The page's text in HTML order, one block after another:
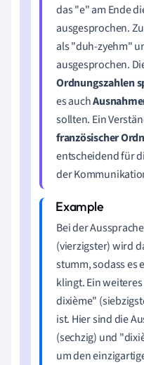
das "e" am Ende
ausgesprochen.
als "duh-zyehm"
ausgesprochen.
Ordnungszahlen
es auch
sollten. Ein
französischer
entscheidend für
der
Bei der
(vierzigster) wird
stumm, sodass es
klingt. Ein
dixième"
ist. Hier sind die
(sechzig) und
um den